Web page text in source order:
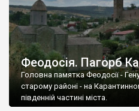
Феодосія. Пагорб
Головна памятка Феодосії -
старому районі - на
південній частині міста.